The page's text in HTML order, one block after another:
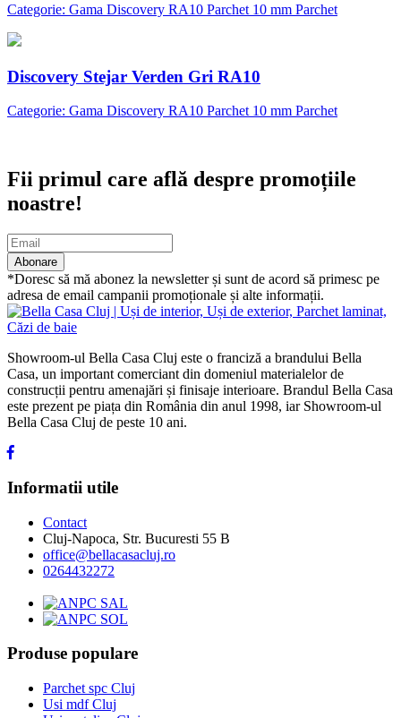
Categorie: Gama Discovery RA10 Parchet 10 mm Parchet
Discovery Stejar Verden Gri RA10
Categorie: Gama Discovery RA10 Parchet 10 mm Parchet
Fii primul care află despre promoțiile
noastre!
Abonare
*Doresc să mă abonez la newsletter și sunt de acord să primesc pe
adresa de email campanii promoționale și alte informații.
Showroom-ul Bella Casa Cluj este o franciză a brandului Bella
Casa, un important comerciant din domeniul materialelor de
construcții pentru amenajări și finisaje interioare. Brandul Bella Casa
este prezent pe piața din România din anul 1998, iar Showroom-ul
Bella Casa Cluj de peste 10 ani.
Informatii utile
Contact
Cluj-Napoca, Str. Bucuresti 55 B
office@bellacasacluj.ro
0264432272
Produse populare
Parchet spc Cluj
Usi mdf Cluj